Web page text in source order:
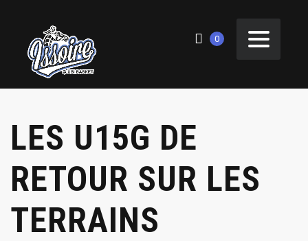
0
LES U15G DE
RETOUR SUR LES
TERRAINS